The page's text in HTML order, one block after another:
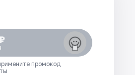
промокод